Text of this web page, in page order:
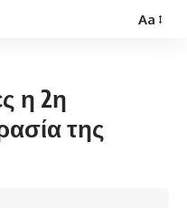
Aa
η 2η
της